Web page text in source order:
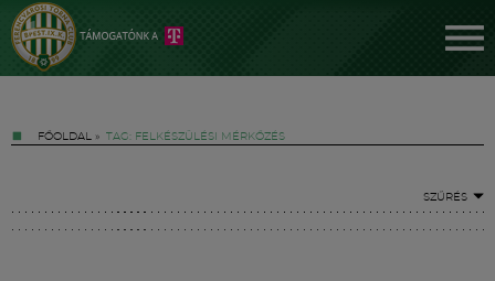
FŐOLDAL » TAG: FELKÉSZÜLÉSI MÉRKŐZÉS
SZŰRÉS